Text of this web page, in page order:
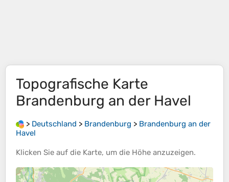
Topografische Karte
Brandenburg an der Havel
> Deutschland > Brandenburg > Brandenburg an der
Havel
Klicken Sie auf die Karte, um die Höhe anzuzeigen.